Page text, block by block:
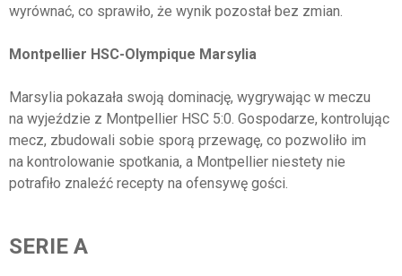
wyrównać, co sprawiło, że wynik pozostał bez zmian.
Montpellier HSC-Olympique Marsylia
Marsylia pokazała swoją dominację, wygrywając w meczu
na wyjeździe z Montpellier HSC 5:0. Gospodarze, kontrolując
mecz, zbudowali sobie sporą przewagę, co pozwoliło im
na kontrolowanie spotkania, a Montpellier niestety nie
potrafiło znaleźć recepty na ofensywę gości.
SERIE A